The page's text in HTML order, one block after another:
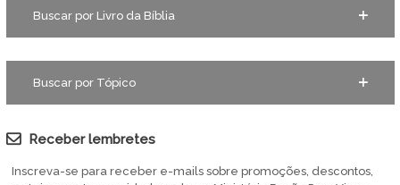
Buscar por Livro da Bíblia
Buscar por Tópico
Receber lembretes
Inscreva-se para receber e-mails sobre promoções, descontos,